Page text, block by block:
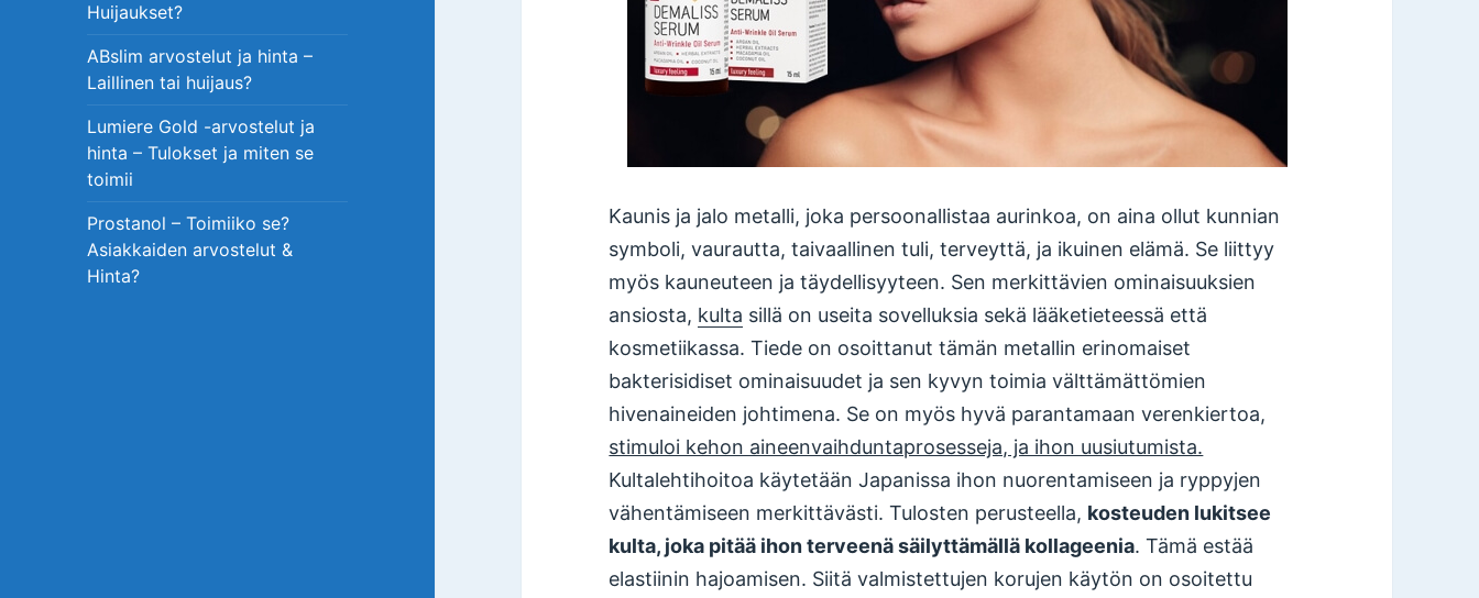
Huijaukset?
ABslim arvostelut ja hinta –
Laillinen tai huijaus?
Lumiere Gold -arvostelut ja
hinta – Tulokset ja miten se
toimii
Prostanol – Toimiiko se?
Asiakkaiden arvostelut &
Hinta?
Kaunis ja jalo metalli, joka persoonallistaa aurinkoa, on aina ollut kunnian
symboli, vaurautta, taivaallinen tuli, terveyttä, ja ikuinen elämä. Se liittyy
myös kauneuteen ja täydellisyyteen. Sen merkittävien ominaisuuksien
ansiosta, kulta sillä on useita sovelluksia sekä lääketieteessä että
kosmetiikassa. Tiede on osoittanut tämän metallin erinomaiset
bakterisidiset ominaisuudet ja sen kyvyn toimia välttämättömien
hivenaineiden johtimena. Se on myös hyvä parantamaan verenkiertoa,
stimuloi kehon aineenvaihduntaprosesseja, ja ihon uusiutumista.
Kultalehtihoitoa käytetään Japanissa ihon nuorentamiseen ja ryppyjen
vähentämiseen merkittävästi. Tulosten perusteella, kosteuden lukitsee
kulta, joka pitää ihon terveenä säilyttämällä kollageenia. Tämä estää
elastiinin hajoamisen. Siitä valmistettujen korujen käytön on osoitettu